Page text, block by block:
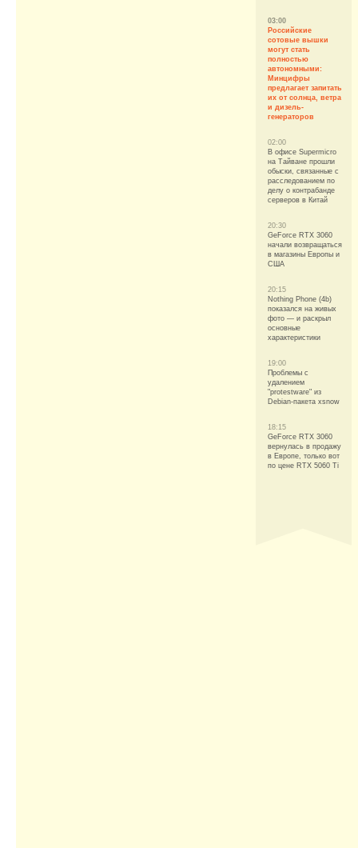
03:00
Российские
сотовые вышки
могут стать
полностью
автономными:
Минцифры
предлагает запитать
их от солнца, ветра
и дизель-
генераторов
02:00
В офисе Supermicro
на Тайване прошли
обыски, связанные с
расследованием по
делу о контрабанде
серверов в Китай
20:30
GeForce RTX 3060
начали возвращаться
в магазины Европы и
США
20:15
Nothing Phone (4b)
показался на живых
фото — и раскрыл
основные
характеристики
19:00
Проблемы с
удалением
"protestware" из
Debian-пакета xsnow
18:15
GeForce RTX 3060
вернулась в продажу
в Европе, только вот
по цене RTX 5060 Ti